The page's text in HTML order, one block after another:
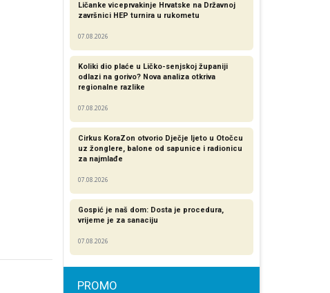
Ličanke viceprvakinje Hrvatske na Državnoj
završnici HEP turnira u rukometu
07.08.2026
Koliki dio plaće u Ličko-senjskoj županiji
odlazi na gorivo? Nova analiza otkriva
regionalne razlike​
07.08.2026
Cirkus KoraZon otvorio Dječje ljeto u Otočcu
uz žonglere, balone od sapunice i radionicu
za najmlađe
07.08.2026
Gospić je naš dom: Dosta je procedura,
vrijeme je za sanaciju
07.08.2026
PROMO